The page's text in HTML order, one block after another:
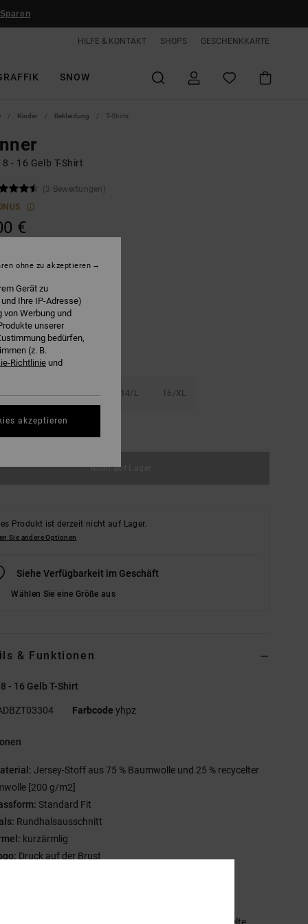
HILFE & KONTAKT SHOPS GESCHENKKARTE
SNOW
Kinder Bekleidung T-Shirts
- 16 Gelb T-Shirt
(3 Bewertungen)
€
Acid Wash
14/L 16/XL
ansehen
Nicht auf Lager
Produkt ist derzeit nicht auf Lager.
Sie andere Optionen
Siehe Verfügbarkeit im Geschäft
Wählen Sie eine Größe aus
& Funktionen
- 16 Gelb T-Shirt
Farbcode yhpz
Jersey-Stoff aus 75 % Baumwolle und 25 % recycelter
[200 g/m2]
Standard Fit
Rundhalsausschnitt
kurzärmlig
Druck auf der Brust
[Hauptstoff] 75 % Baumwolle, 25 % recycelte
Gerät zu
Ihre IP-Adresse)
Werbung und
unserer
bedürfen,
(z. B.
Richtlinie und
ohne zu akzeptieren
akzeptieren